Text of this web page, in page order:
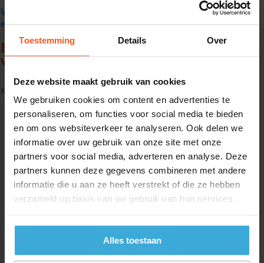
Toestemming Details Over
Deze website maakt gebruik van cookies
We gebruiken cookies om content en advertenties te
personaliseren, om functies voor social media te bieden
en om ons websiteverkeer te analyseren. Ook delen we
informatie over uw gebruik van onze site met onze
partners voor social media, adverteren en analyse. Deze
partners kunnen deze gegevens combineren met andere
informatie die u aan ze heeft verstrekt of die ze hebben
verzameld op basis van uw gebruik van hun services.
Alles toestaan
Verzendkosten € 18 excl. BTW, gratis verzending vanaf € 250
excl. BTW
Buisklem type 131 B, verzinkt1" (33,7) ronde
voetplaat
Kwaliteit:
Standaard maat:
Voorraad: 11
Aantal:
Materiaalkosten : €
0,00
Alle bedragen zijn excl. 21% BTW